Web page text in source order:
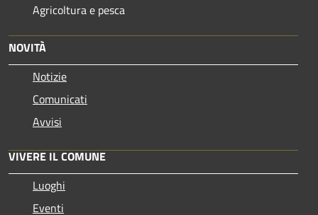
Agricoltura e pesca
NOVITÀ
Notizie
Comunicati
Avvisi
VIVERE IL COMUNE
Luoghi
Eventi